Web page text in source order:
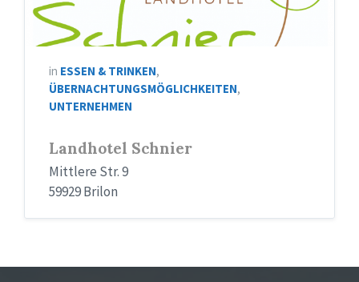
in ESSEN & TRINKEN,
ÜBERNACHTUNGSMÖGLICHKEITEN,
UNTERNEHMEN
Landhotel Schnier
Mittlere Str. 9
59929 Brilon